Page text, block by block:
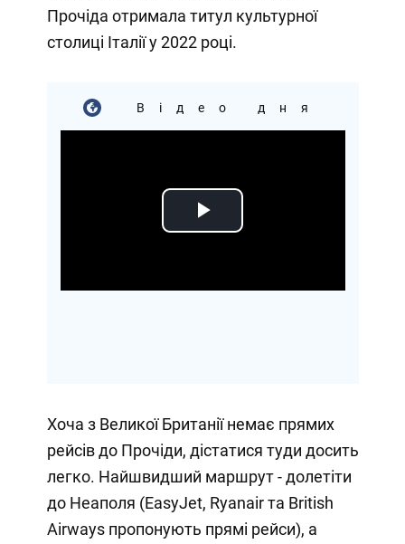
Прочіда отримала титул культурної
столиці Італії у 2022 році.
Відео дня
Play
Хоча з Великої Британії немає прямих
рейсів до Прочіди, дістатися туди досить
легко. Найшвидший маршрут - долетіти
до Неаполя (EasyJet, Ryanair та British
Airways пропонують прямі рейси), а